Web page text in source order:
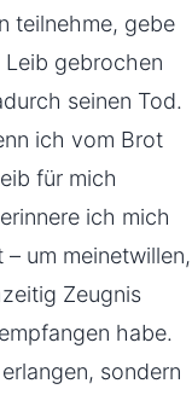
teilnehme, gebe
gebrochen
seinen Tod.
ich vom Brot
für mich
ich mich
um meinetwillen,
Zeugnis
habe.
sondern